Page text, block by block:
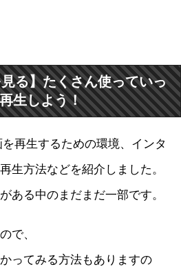
る】たくさん使っていっ
生しよう！
再生するための環境、インタ
生方法などを紹介しました。
ある中のまだまだ一部です。
で、
ってみる方法もありますの